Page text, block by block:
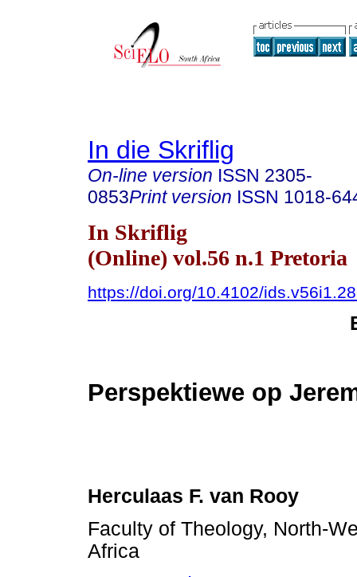
In die Skriflig
On-line version ISSN 2305-
0853Print version ISSN 1018-
In Skriflig
(Online) vol.56 n.1 Pretoria
https://doi.org/10.4102/
Perspektiewe op
Herculaas F. van Rooy
Faculty of Theology, North-
Africa